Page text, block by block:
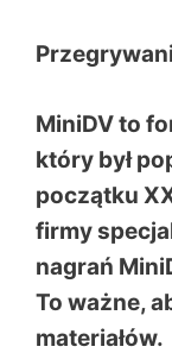
MiniDV to
który był
początku
firmy
nagrań
To ważne,
materiałów.